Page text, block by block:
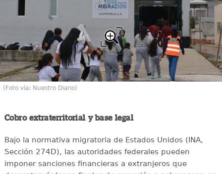
(Foto vía: Nuestro Diario)
Cobro extraterritorial y base legal
Bajo la normativa migratoria de Estados Unidos (INA,
Sección 274D), las autoridades federales pueden
imponer sanciones financieras a extranjeros que